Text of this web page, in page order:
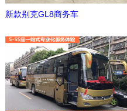
新款别克GL8商务车